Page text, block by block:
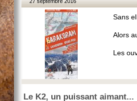
Sans
Alors
Les
Le K2, un puissant aimant...